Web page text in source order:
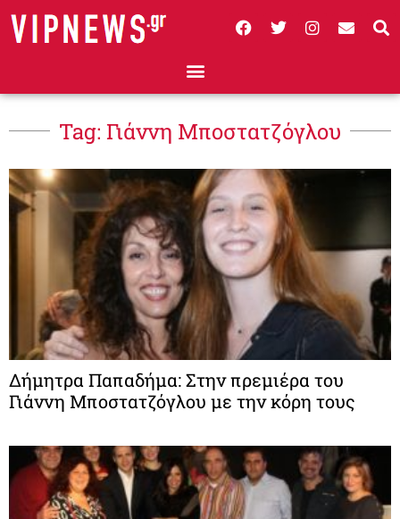
Tag: Γιάννη Μποστατζόγλου
Δήμητρα Παπαδήμα: Στην πρεμιέρα του
Γιάννη Μποστατζόγλου με την κόρη τους